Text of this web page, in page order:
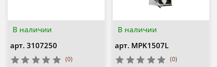
В наличии
арт. 3107250
(0)
В наличии
арт. MPK1507L
(0)